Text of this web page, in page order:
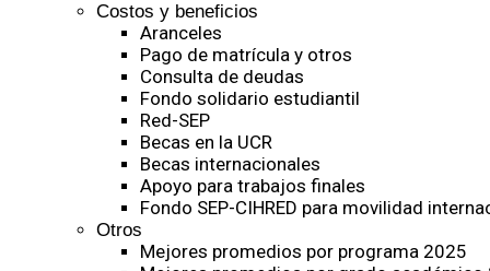
Costos y beneficios
Aranceles
Pago de matrícula y otros
Consulta de deudas
Fondo solidario estudiantil
Red-SEP
Becas en la UCR
Becas internacionales
Apoyo para trabajos finales
Fondo SEP-CIHRED para movilidad
Otros
Mejores promedios por programa 2025